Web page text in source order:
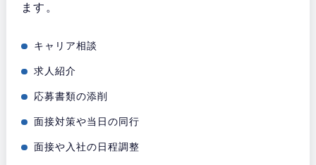
ます。
キャリア相談
求人紹介
応募書類の添削
面接対策や当日の同行
面接や入社の日程調整